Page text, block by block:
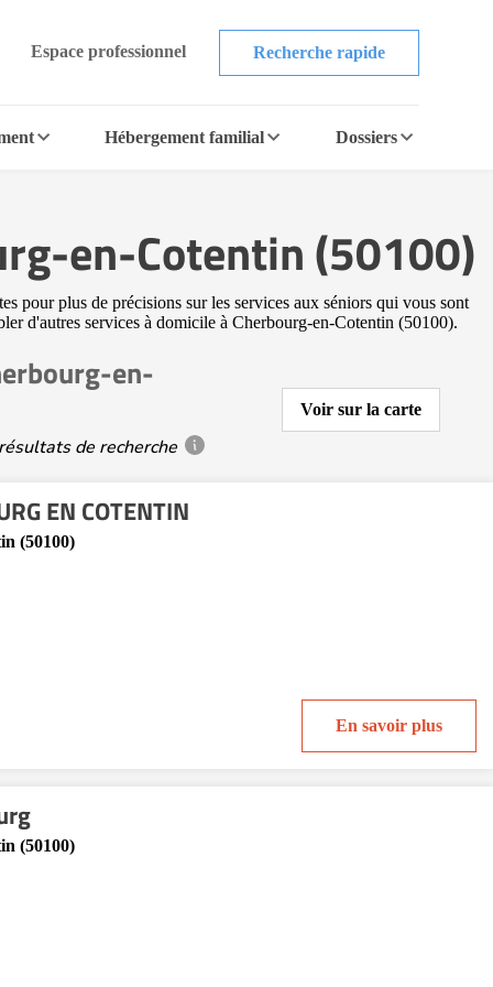
Espace professionnel Recherche rapide
Hébergement familial Dossiers
en-Cotentin (50100)
pour plus de précisions sur les services aux séniors qui vous sont
d'autres services à domicile à Cherbourg-en-Cotentin (50100).
en-
de recherche
Voir sur la carte
EN COTENTIN
(50100)
En savoir plus
(50100)